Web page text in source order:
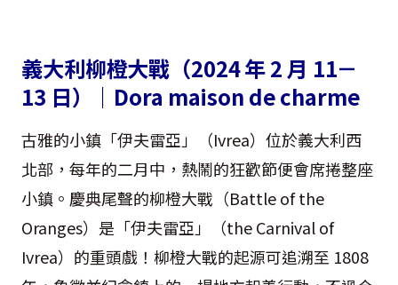
義大利柳橙大戰（2024 年 2 月 11－
13 日）｜Dora maison de charme
古雅的小鎮「伊夫雷亞」（Ivrea）位於義大利西
北部，每年的二月中，熱鬧的狂歡節便會席捲整座
小鎮。慶典尾聲的柳橙大戰（Battle of the
Oranges）是「伊夫雷亞」（the Carnival of
Ivrea）的重頭戲！柳橙大戰的起源可追溯至 1808